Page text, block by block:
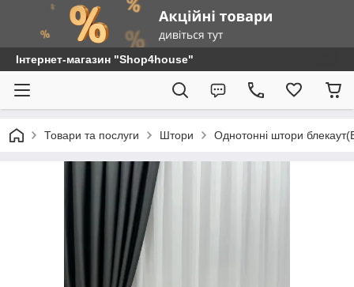
Інтернет-магазин "Shop4house"
Товари та послуги Штори Однотонні штори